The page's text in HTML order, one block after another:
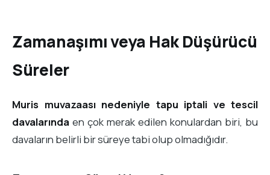
Zamanaşımı veya Hak Düşürücü
Süreler
Muris muvazaası nedeniyle tapu iptali ve tescil
davalarında en çok merak edilen konulardan biri, bu
davaların belirli bir süreye tabi olup olmadığıdır.